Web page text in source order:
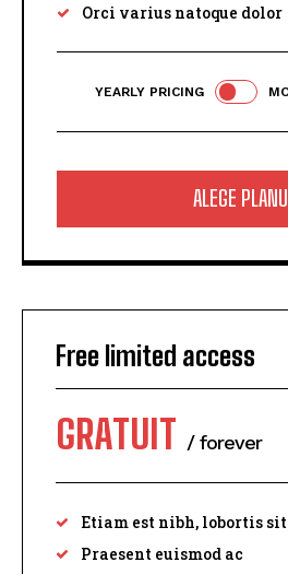
Free limited access
GRATUIT / forever
Etiam est nibh, lobortis sit
Praesent euismod ac
Orci varius natoque dolor
YEARLY PRICING
ALEGE